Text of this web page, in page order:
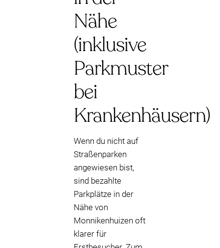
Nähe
(inklusive
Parkmuster
bei
Krankenhäusern)
Wenn du nicht auf
Straßenparken
angewiesen bist,
sind bezahlte
Parkplätze in der
Nähe von
Monnikenhuizen oft
klarer für